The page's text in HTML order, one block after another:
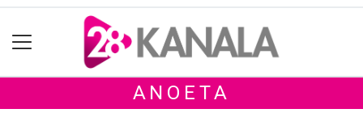
ANOETA